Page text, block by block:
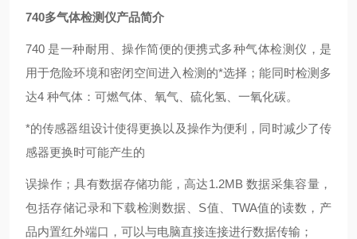
740多气体检测仪产品简介
740 是一种耐用、操作简便的便携式多种气体检测仪，是
用于危险环境和密闭空间进入检测的*选择；能同时检测多
达4 种气体：可燃气体、氧气、硫化氢、一氧化碳。
*的传感器组设计使得更换以及操作为便利，同时减少了传
感器更换时可能产生的
误操作；具有数据存储功能，高达1.2MB数据采集容量，
包括存储记录和下载检测数据、 S值、 TWA值的读数，产
品内置红外端口，可以与电脑直接连接进行数据传输；